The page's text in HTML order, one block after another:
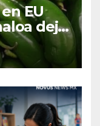
EU
deja